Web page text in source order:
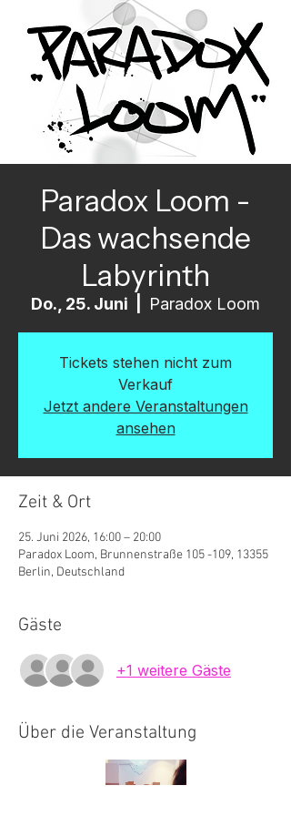
Paradox Loom -
Das wachsende
Labyrinth
Do., 25. Juni Paradox Loom
Tickets stehen nicht zum
Verkauf
Jetzt andere Veranstaltungen
ansehen
Zeit & Ort
25. Juni 2026, 16:00 – 20:00
Paradox Loom, Brunnenstraße 105 -109, 13355
Berlin, Deutschland
Gäste
+1 weitere Gäste
Über die Veranstaltung